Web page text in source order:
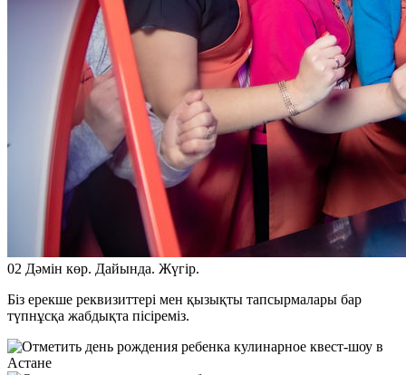
02 Дәмін көр. Дайында. Жүгір.
Біз ерекше реквизиттері мен қызықты тапсырмалары бар
түпнұсқа жабдықта пісіреміз.